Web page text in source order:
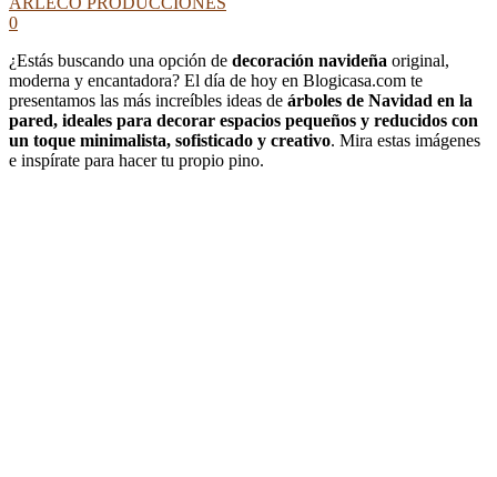
0
¿Estás buscando una opción de decoración navideña original,
moderna y encantadora? El día de hoy en Blogicasa.com te
presentamos las más increíbles ideas de árboles de Navidad en la
pared, ideales para decorar espacios pequeños y reducidos con
un toque minimalista, sofisticado y creativo. Mira estas imágenes
e inspírate para hacer tu propio pino.